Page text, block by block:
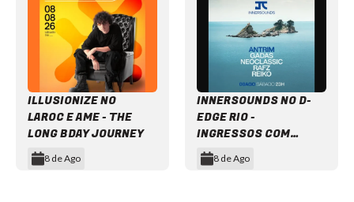
ILLUSIONIZE NO
LAROC E AME - THE
LONG BDAY JOURNEY
8 de Ago
INNERSOUNDS NO D-
EDGE RIO -
INGRESSOS COM
DESCONTO
8 de Ago